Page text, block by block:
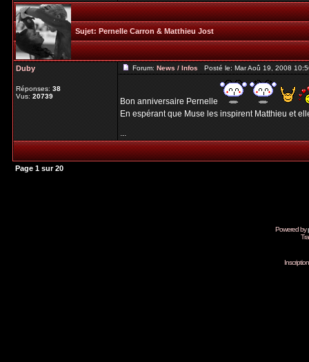
Sujet:Pernelle Carron & Matthieu Jost
Duby
Réponses:38
Vus:20739
Forum:News / InfosPosté le: Mar Aoû 19, 2008
Bon anniversaire Pernelle
En espérant que Muse les inspirent Matthieu et
...
Page 1 sur20
Powered by